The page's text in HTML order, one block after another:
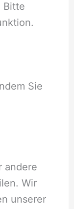
Bitte
Sie
andere
Wir
unserer